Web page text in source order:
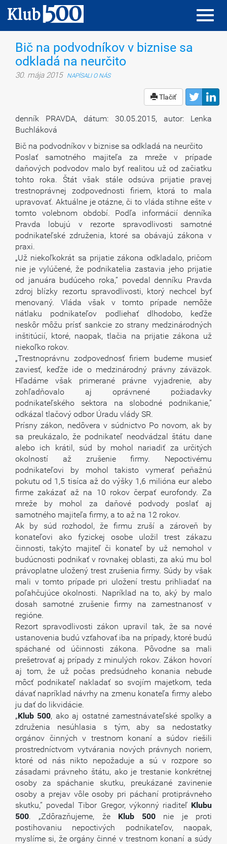
Bič na podvodníkov v biznise sa
odkladá na neurčito
30. mája 2015 NAPÍSALI O NÁS
Tlačiť
denník PRAVDA, dátum: 30.05.2015, autor: Lenka
Buchláková
Bič na podvodníkov v biznise sa odkladá na neurčito
Poslať samotného majiteľa za mreže v prípade
daňových podvodov malo byť realitou už od začiatku
tohto roka. Štát však stále odsúva prijatie pravej
trestnoprávnej zodpovednosti firiem, ktorá to mala
upravovať. Aktuálne je otázne, či to vláda stihne ešte v
tomto volebnom období. Podľa informácií denníka
Pravda lobujú v rezorte spravodlivosti samotné
podnikateľské združenia, ktoré sa obávajú zákona v
praxi.
„Už niekoľkokrát sa prijatie zákona odkladalo, pričom
nie je vylúčené, že podnikatelia zastavia jeho prijatie
od januára budúceho roka,“ povedal denníku Pravda
zdroj blízky rezortu spravodlivosti, ktorý nechcel byť
menovaný. Vláda však v tomto prípade nemôže
nátlaku podnikateľov podliehať dlhodobo, keďže
neskôr môžu prísť sankcie zo strany medzinárodných
inštitúcií, ktoré, naopak, tlačia na prijatie zákona už
niekoľko rokov.
„Trestnoprávnu zodpovednosť firiem budeme musieť
zaviesť, keďže ide o medzinárodný právny záväzok.
Hľadáme však primerané právne vyjadrenie, aby
zohľadňovalo aj oprávnené požiadavky
podnikateľského sektora na slobodné podnikanie,“
odkázal tlačový odbor Úradu vlády SR.
Prísny zákon, nedôvera v súdnictvo Po novom, ak by
sa preukázalo, že podnikateľ neodvádzal štátu dane
alebo ich krátil, súd by mohol nariadiť za určitých
okolností až zrušenie firmy. Nepoctivému
podnikateľovi by mohol takisto vymerať peňažnú
pokutu od 1,5 tisíca až do výšky 1,6 milióna eur alebo
firme zakázať až na 10 rokov čerpať eurofondy. Za
mreže by mohol za daňové podvody poslať aj
samotného majiteľa firmy, a to až na 12 rokov.
Ak by súd rozhodol, že firmu zruší a zároveň by
konateľovi ako fyzickej osobe uložil trest zákazu
činnosti, takýto majiteľ či konateľ by už nemohol v
budúcnosti podnikať v rovnakej oblasti, za akú mu bol
právoplatne uložený trest zrušenia firmy. Súdy by však
mali v tomto prípade pri uložení trestu prihliadať na
poľahčujúce okolnosti. Napríklad na to, aký by malo
dosah samotné zrušenie firmy na zamestnanosť v
regióne.
Rezort spravodlivosti zákon upravil tak, že sa nové
ustanovenia budú vzťahovať iba na prípady, ktoré budú
spáchané od účinnosti zákona. Pôvodne sa mali
prešetrovať aj prípady z minulých rokov. Zákon hovorí
aj tom, že už počas predsúdneho konania nebude
môcť podnikateľ nakladať so svojím majetkom, teda
dávať napríklad návrhy na zmenu konateľa firmy alebo
ju dať do likvidácie.
„Klub 500, ako aj ostatné zamestnávateľské spolky a
združenia nesúhlasia s tým, aby sa nedostatky
orgánov činných v trestnom konaní a súdov riešili
prostredníctvom vytvárania nových právnych noriem,
ktoré od nás nikto nepožaduje a sú v rozpore so
zásadami právneho štátu, ako je trestanie konkrétnej
osoby za spáchanie skutku, preukázané zavinenie
osoby a prejav vôle osoby pri páchaní protiprávneho
skutku,“ povedal Tibor Gregor, výkonný riaditeľ Klubu
500. „Zdôrazňujeme, že Klub 500 nie je proti
postihovaniu nepoctivých podnikateľov, naopak,
myslíme si, že orgány činné v trestnom konaní a súdy